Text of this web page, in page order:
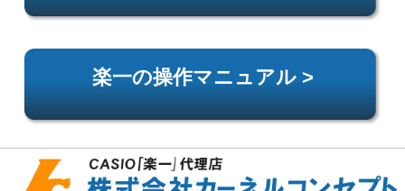
楽一の操作マニュアル >